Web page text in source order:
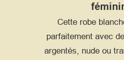
Cette robe
parfaitement avec
argentés, nude ou